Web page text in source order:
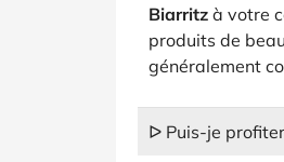
Biarritz à votre
produits de
généralement
ᐅ Puis-je